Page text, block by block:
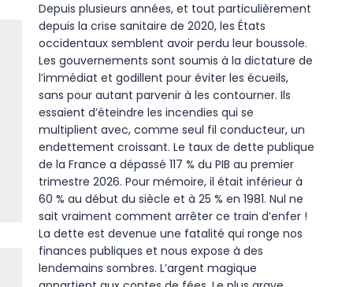
Depuis plusieurs années, et tout particulièrement
depuis la crise sanitaire de 2020, les États
occidentaux semblent avoir perdu leur boussole.
Les gouvernements sont soumis à la dictature de
l’immédiat et godillent pour éviter les écueils,
sans pour autant parvenir à les contourner. Ils
essaient d’éteindre les incendies qui se
multiplient avec, comme seul fil conducteur, un
endettement croissant. Le taux de dette publique
de la France a dépassé 117 % du PIB au premier
trimestre 2026. Pour mémoire, il était inférieur à
60 % au début du siècle et à 25 % en 1981. Nul ne
sait vraiment comment arrêter ce train d’enfer !
La dette est devenue une fatalité qui ronge nos
finances publiques et nous expose à des
lendemains sombres. L’argent magique